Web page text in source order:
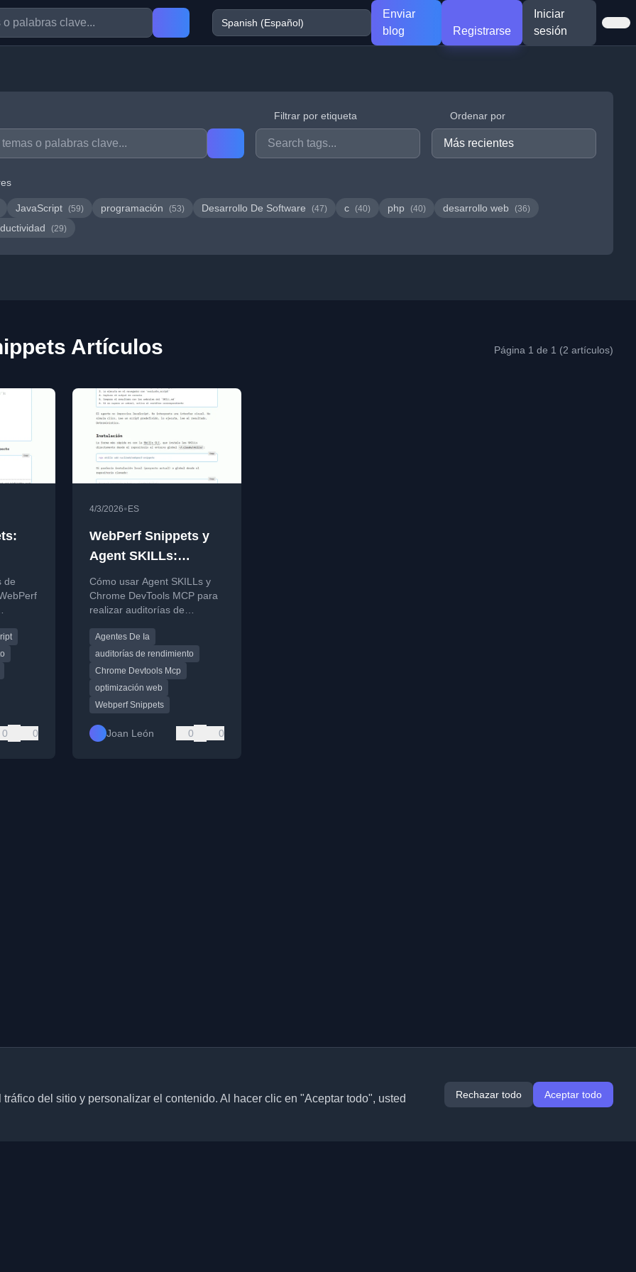
Enviar
blog
Registrarse
Iniciar
sesión
Filtrar por etiqueta Ordenar por
JavaScript (59) programación (53) Desarrollo De Software (47) c (40) php (40) desarrollo web (36)
(29)
Artículos Página 1 de 1 (2 artículos)
de
0 0
4/3/2026• ES
WebPerf Snippets y
Agent SKILLs:
auditorías
determinísticas con
Chrome DevTools
MCP
Cómo usar Agent SKILLs y
Chrome DevTools MCP para
realizar auditorías de
determinísticas y eficientes.
Agentes De Ia
auditorías de rendimiento
Chrome Devtools Mcp
optimización web
Webperf Snippets
Joan León 0 0
del sitio y personalizar el contenido. Al hacer clic en "Aceptar todo", usted
Rechazar todo Aceptar todo